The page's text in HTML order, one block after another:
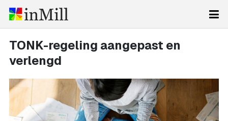
TONK-regeling aangepast en
verlengd